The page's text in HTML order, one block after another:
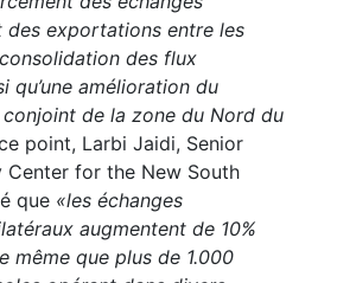
des exportations entre les
des flux
qu’une amélioration du
de la zone du Nord du
point, Larbi Jaidi, Senior
Center for the New South
que «les échanges
augmentent de 10%
même que plus de 1.000